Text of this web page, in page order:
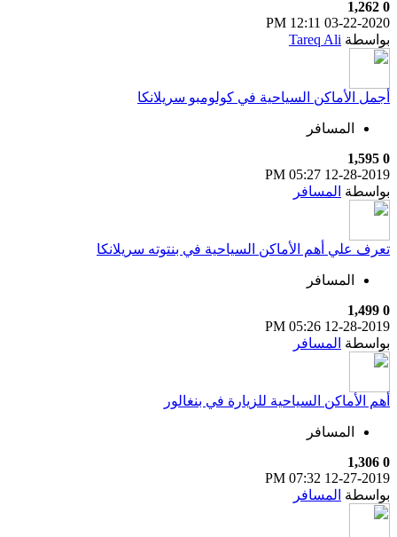
0
1,262
03-22-2020
12:11 PM
بواسطة Tareq Ali
أجمل الأماكن السياحية في كولومبو سريلانكا
المسافر
0
1,595
12-28-2019
05:27 PM
بواسطة المسافر
تعرف علي أهم الأماكن السياحية في بنتوته سريلانكا
المسافر
0
1,499
12-28-2019
05:26 PM
بواسطة المسافر
أهم الأماكن السياحية للزيارة في بنغالور
المسافر
0
1,306
12-27-2019
07:32 PM
بواسطة المسافر